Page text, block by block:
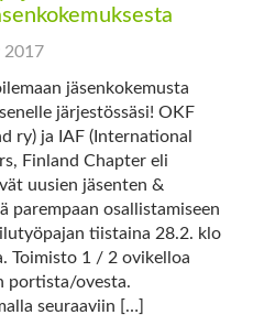
2017
jäsenkokemusta
järjestössäsi! OKF
ry) ja IAF (International
Finland Chapter eli
uusien jäsenten &
parempaan osallistamiseen
tiistaina 28.2. klo
Toimisto 1 / 2 ovikelloa
portista/ovesta.
seuraaviin […]